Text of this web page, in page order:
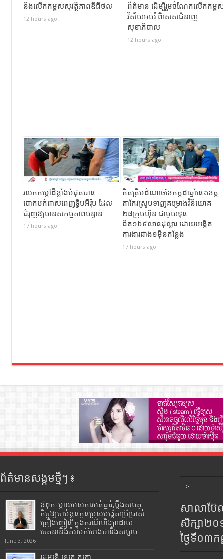
និងលើកកម្ពស់សុវត្ថិភាពឌីជីថល
12 hours ago
ព័ត៌មាន ដើម្បីរួមចំណែកលើកកម្ព
វិស័យអប់រំ ពិសេសជំនាញ
សុខាភិបាល
12 hours ago
រលកកម្ដៅដ៏ខ្លាំងបំផុតបាន
បោកបក់ពាសពេញទ្វីបអឺរ៉ុប ដែល
ជំរុញឱ្យមានសកម្មភាពបន្ទាន់
17 hours ago
គិតត្រឹមដំណាច់ខែកក្កដាឆ្នាំនេះខេត្ត
តាកែវស្រូបទាញគម្រោងវិនិយោគ
២៨ក្រុមហ៊ុន ជាមួយទុន
ជិត១៦៩លានដុល្លារ ដោយបង្កើត
ការងារជាង១ម៉ឺនកន្លែង
17 hours ago
ព័ត៌មានសង្គមថ្មីៗ ៖
ឪពុក-ម្ដាយអស់ការអត់ធ្មត់,ប្ដឹងសមត្ថ
កិច្ចឱ្យចាប់ខ្លួនកូនប្រុសបង្កើតប្រើប្រាស់
គ្រឿងញៀន ក្នុងករណីហិង្សាដោយ
ចេតនានិងគំរាមកំហែងថានឹងសម្លាប់
June 3, 2026
រដ្ឋមន្រ្តី​ នេត្រ​ ភក្ត្រា​
>
សាលាប៊ែ
សិក្សា២
ថ្ងៃទី០៣